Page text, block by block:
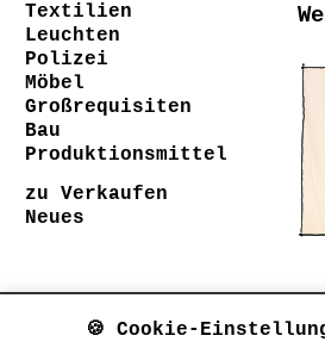
Textilien
Leuchten
Polizei
Möbel
Großrequisiten
Bau
Produktionsmittel
zu Verkaufen
Neues
🍪 Cookie-